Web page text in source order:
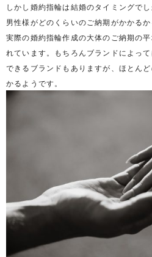
しかし婚約指輪は結婚のタイミングで
男性様がどのくらいのご納期がかかる
実際の婚約指輪作成の大体のご納期の
れています。もちろんブランドによっ
できるブランドもありますが、ほとん
かるようです。